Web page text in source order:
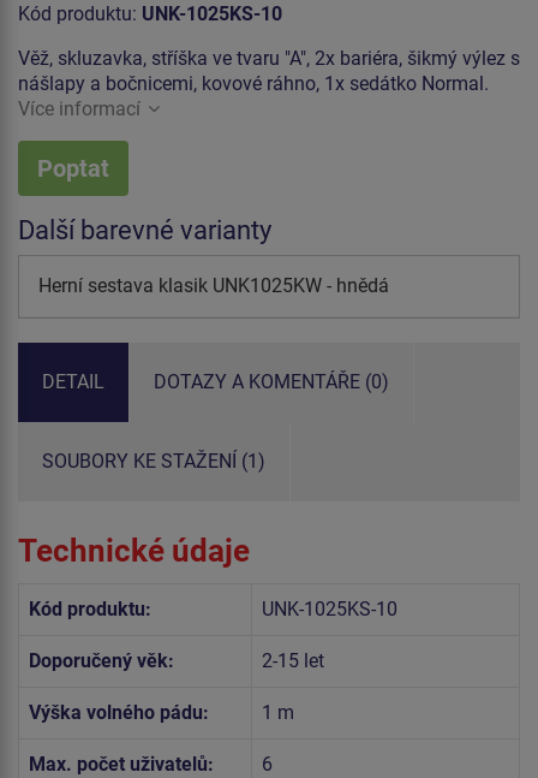
Kód produktu: UNK-1025KS-10
Věž, skluzavka, stříška ve tvaru "A", 2x bariéra, šikmý výlez s
nášlapy a bočnicemi, kovové ráhno, 1x sedátko Normal.
Více informací
Poptat
Další barevné varianty
Herní sestava klasik UNK1025KW - hnědá
DETAIL DOTAZY A KOMENTÁŘE (0)
SOUBORY KE STAŽENÍ (1)
Technické údaje
Kód produktu: UNK-1025KS-10
Doporučený věk: 2-15 let
Výška volného pádu: 1 m
Max. počet uživatelů: 6